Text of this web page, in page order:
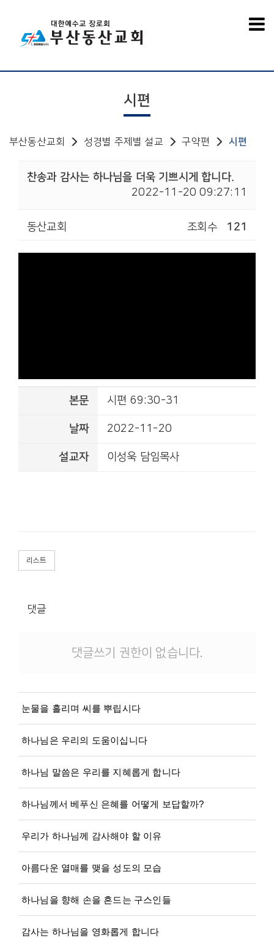
시편
부산동산교회 성경별 주제별 설교 구약편 시편
찬송과 감사는 하나님을 더욱 기쁘시게 합니다.
2022-11-20 09:27:11
동산교회 조회수 121
본문 시편 69:30-31
날짜 2022-11-20
설교자 이성욱 담임목사
리스트
댓글
댓글쓰기 권한이 없습니다.
눈물을 흘리며 씨를 뿌립시다
하나님은 우리의 도움이십니다
하나님 말씀은 우리를 지혜롭게 합니다
하나님께서 베푸신 은혜를 어떻게 보답할까?
우리가 하나님께 감사해야 할 이유
아름다운 열매를 맺을 성도의 모습
하나님을 향해 손을 흔드는 구스인들
감사는 하나님을 영화롭게 합니다